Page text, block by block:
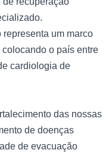
um marco
o país entre
cardiologia de
das nossas
de doenças
de evacuação